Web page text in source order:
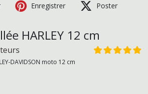
Enregistrer Poster
HARLEY 12 cm
DAVIDSON moto 12 cm